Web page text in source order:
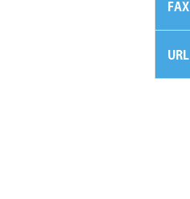
FAX
URL